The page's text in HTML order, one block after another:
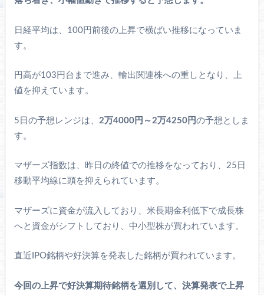
日経平均は、100円前後の上昇で横ばい推移になっていま
す。
円高が103円台まで進み、輸出関連株への重しとなり、上
値を抑えています。
5日の予想レンジは、 2万4000円～2万4250円の予想としま
す。
マザーズ指数は、昨日の終値での推移をなっており、25日
移動平均線に頭を抑えられています。
マザーズに資金が流入しており、米長期金利低下で成長株
へと資金がシフトしており、中小型株が買われています。
直近IPO銘柄や好決算を発表した銘柄が買われています。
今回の上昇で好決算期待銘柄を選別して、決算発表で上昇